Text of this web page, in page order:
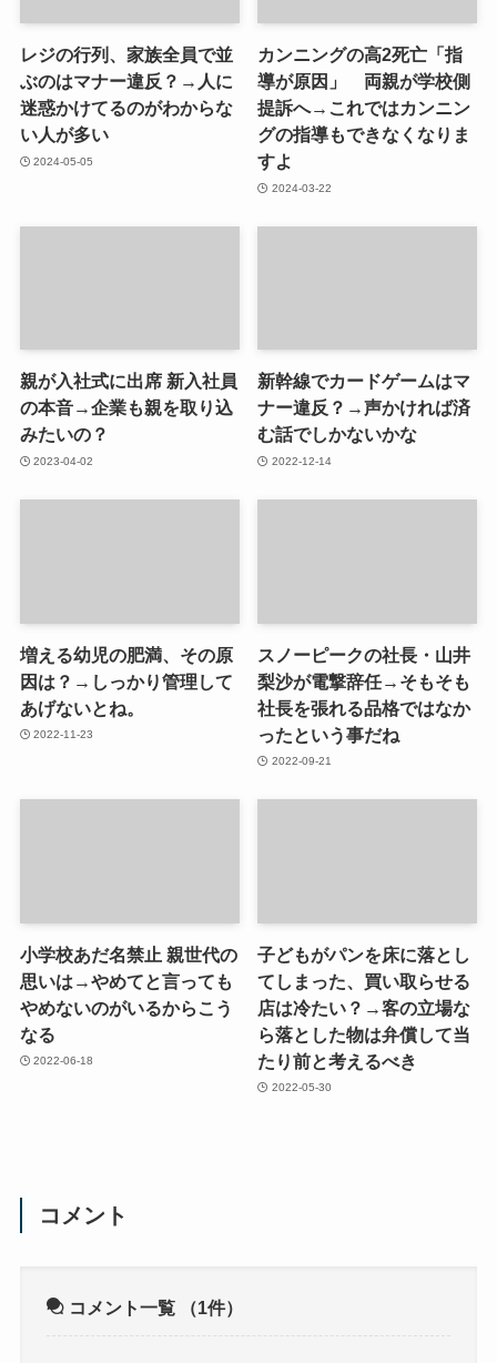
レジの行列、家族全員で並
ぶのはマナー違反？→人に
迷惑かけてるのがわからな
い人が多い
2024-05-05
カンニングの高2死亡「指
導が原因」 両親が学校側
提訴へ→これではカンニン
グの指導もできなくなりま
すよ
2024-03-22
親が入社式に出席 新入社員
の本音→企業も親を取り込
みたいの？
2023-04-02
新幹線でカードゲームはマ
ナー違反？→声かければ済
む話でしかないかな
2022-12-14
増える幼児の肥満、その原
因は？→しっかり管理して
あげないとね。
2022-11-23
スノーピークの社長・山井
梨沙が電撃辞任→そもそも
社長を張れる品格ではなか
ったという事だね
2022-09-21
小学校あだ名禁止 親世代の
思いは→やめてと言っても
やめないのがいるからこう
なる
2022-06-18
子どもがパンを床に落とし
てしまった、買い取らせる
店は冷たい？→客の立場な
ら落とした物は弁償して当
たり前と考えるべき
2022-05-30
コメント
コメント一覧 （1件）